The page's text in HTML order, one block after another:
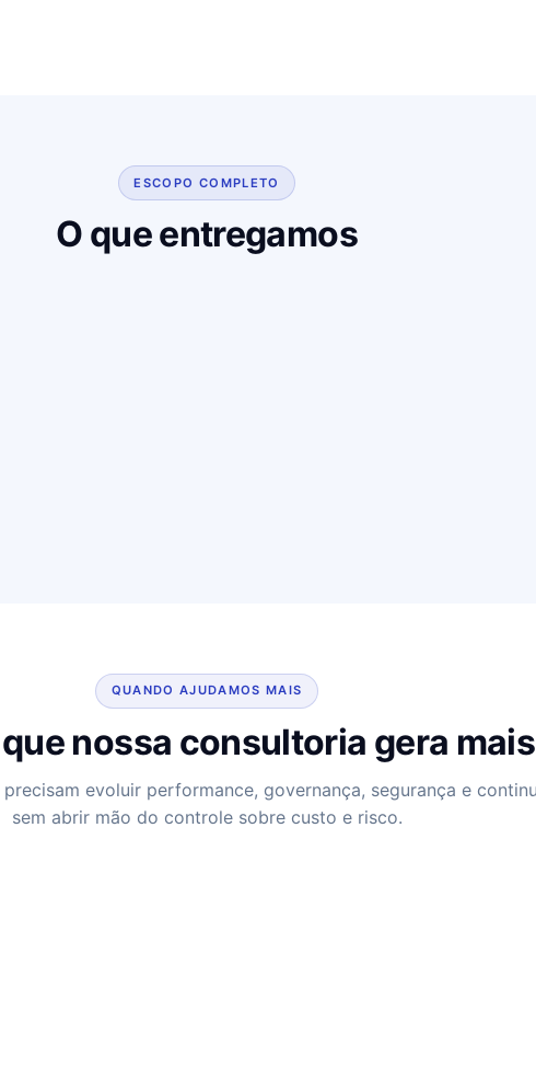
ESCOPO COMPLETO
O que entregamos
QUANDO AJUDAMOS MAIS
nossa consultoria gera
evoluir performance, governança, segurança e
sem abrir mão do controle sobre custo e risco.